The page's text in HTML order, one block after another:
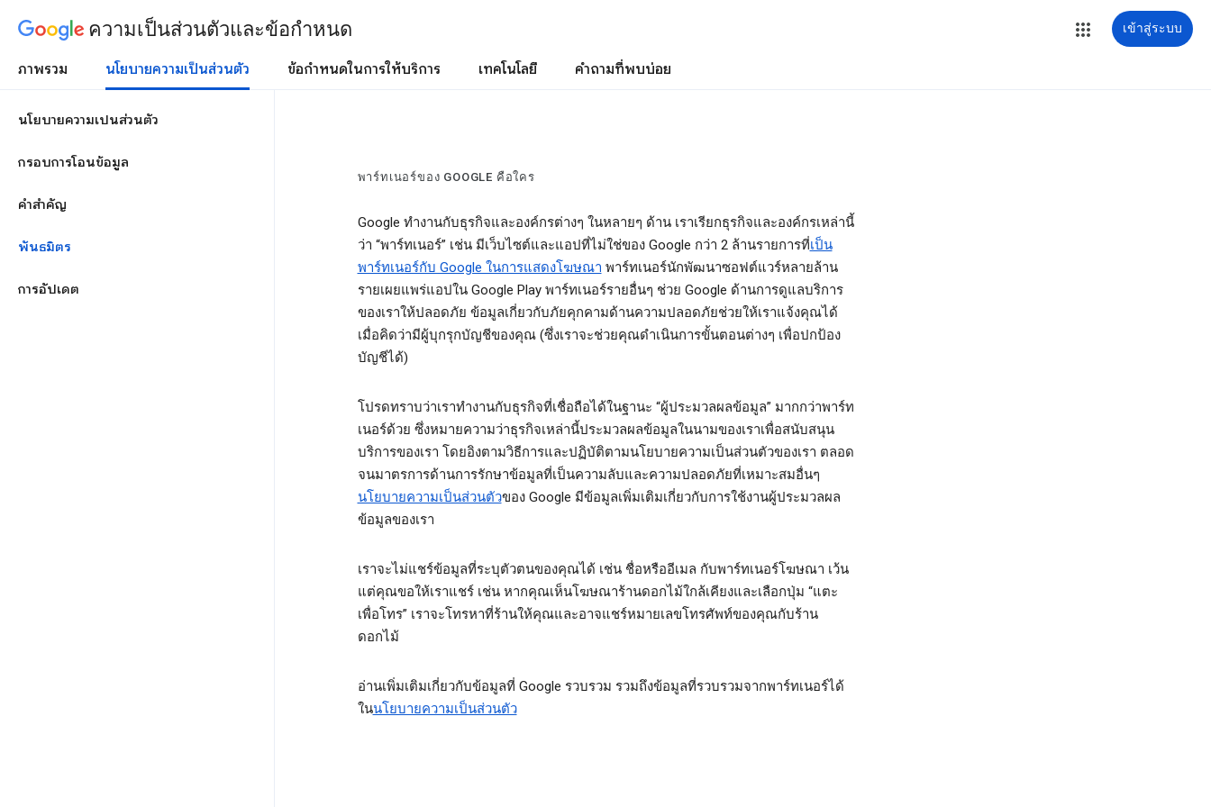
ความเป็นส่วนตัวและข้อกำหนด เข้าสู่ระบบ
ภาพรวม นโยบายความเป็นส่วนตัว ข้อกำหนดในการให้บริการ เทคโนโลยี คำถามที่พบบ่อย
นโยบายความเป็นส่วนตัว
กรอบการโอนข้อมูล
คำสำคัญ
พันธมิตร
การอัปเดต
พาร์ทเนอร์ของ GOOGLE คือใคร
Google ทำงานกับธุรกิจและองค์กรต่างๆ ในหลายๆ ด้าน เราเรียกธุรกิจและองค์กรเหล่านี้
ว่า “พาร์ทเนอร์” เช่น มีเว็บไซต์และแอปที่ไม่ใช่ของ Google กว่า 2 ล้านรายการที่เป็น
พาร์ทเนอร์กับ Google ในการแสดงโฆษณา พาร์ทเนอร์นักพัฒนาซอฟต์แวร์หลายล้าน
รายเผยแพร่แอปใน Google Play พาร์ทเนอร์รายอื่นๆ ช่วย Google ด้านการดูแลบริการ
ของเราให้ปลอดภัย ข้อมูลเกี่ยวกับภัยคุกคามด้านความปลอดภัยช่วยให้เราแจ้งคุณได้
เมื่อคิดว่ามีผู้บุกรุกบัญชีของคุณ (ซึ่งเราจะช่วยคุณดำเนินการขั้นตอนต่างๆ เพื่อปกป้อง
บัญชีได้)
โปรดทราบว่าเราทำงานกับธุรกิจที่เชื่อถือได้ในฐานะ “ผู้ประมวลผลข้อมูล” มากกว่าพาร์ท
เนอร์ด้วย ซึ่งหมายความว่าธุรกิจเหล่านี้ประมวลผลข้อมูลในนามของเราเพื่อสนับสนุน
บริการของเรา โดยอิงตามวิธีการและปฏิบัติตามนโยบายความเป็นส่วนตัวของเรา ตลอด
จนมาตรการด้านการรักษาข้อมูลที่เป็นความลับและความปลอดภัยที่เหมาะสมอื่นๆ
นโยบายความเป็นส่วนตัวของ Google มีข้อมูลเพิ่มเติมเกี่ยวกับการใช้งานผู้ประมวลผล
ข้อมูลของเรา
เราจะไม่แชร์ข้อมูลที่ระบุตัวตนของคุณได้ เช่น ชื่อหรืออีเมล กับพาร์ทเนอร์โฆษณา เว้น
แต่คุณขอให้เราแชร์ เช่น หากคุณเห็นโฆษณาร้านดอกไม้ใกล้เคียงและเลือกปุ่ม “แตะ
เพื่อโทร” เราจะโทรหาที่ร้านให้คุณและอาจแชร์หมายเลขโทรศัพท์ของคุณกับร้าน
ดอกไม้
อ่านเพิ่มเติมเกี่ยวกับข้อมูลที่ Google รวบรวม รวมถึงข้อมูลที่รวบรวมจากพาร์ทเนอร์ได้
ในนโยบายความเป็นส่วนตัว